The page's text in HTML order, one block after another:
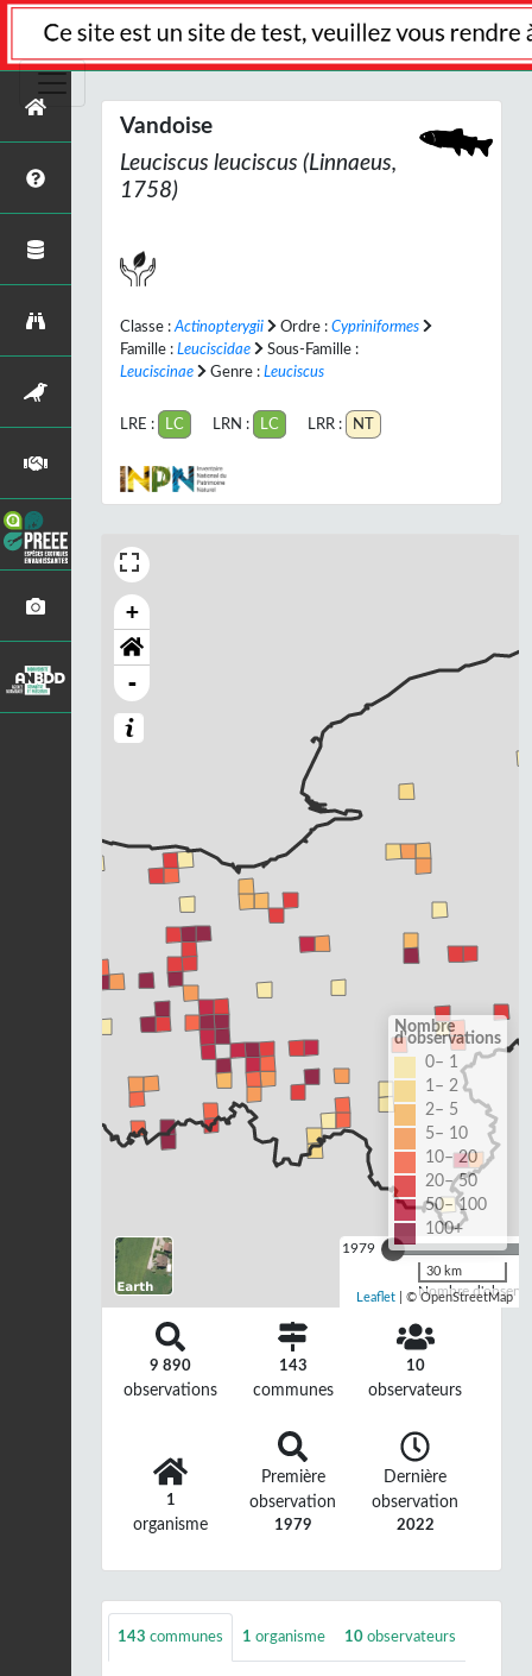
Vandoise
Leuciscus leuciscus (Linnaeus,
1758)
Classe : Actinopterygii Ordre : Cypriniformes
Famille : Leuciscidae
Sous-Famille :
Leuciscinae
Genre : Leuciscus
LRE : LC LRN : LC LRR : NT
+
-
1979
Nombre
Nombre
d'observations
0– 1
1– 2
2– 5
5– 10
10– 20
20– 50
50– 100
100+
30 km
Leaflet | © OpenStreetMap
9 890
observations
143
communes
10
observateurs
1
organisme
Première
observation
1979
Dernière
observation
2022
143 communes 1 organisme 10 observateurs